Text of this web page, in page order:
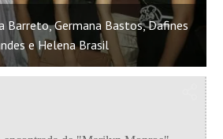
Barreto, Germana Bastos, Dafines
e Helena Brasil